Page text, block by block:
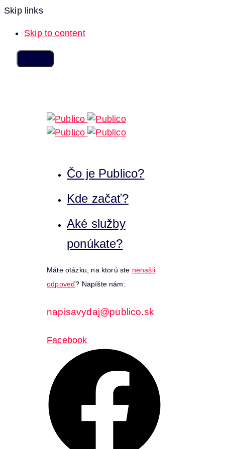
Skip links
Skip to content
Čo je Publico?
Kde začať?
Aké služby
ponúkate?
Máte otázku, na ktorú ste nenašli
odpoveď? Napíšte nám:
napisavydaj@publico.sk
Facebook